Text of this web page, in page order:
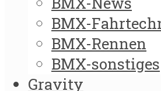
BMX-
BMX-Rennen
BMX-sonstiges
Gravity